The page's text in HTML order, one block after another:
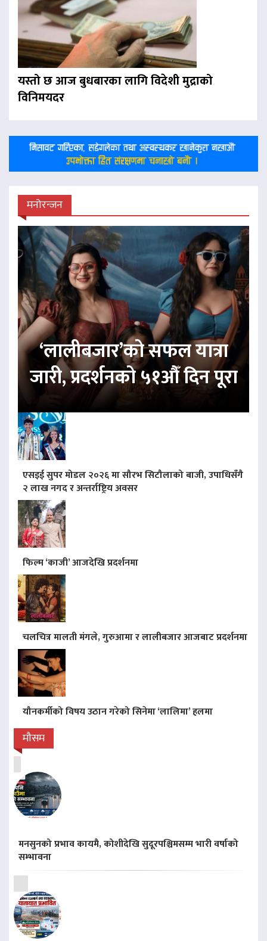
यस्तो छ आज बुधबारका लागि विदेशी मुद्राको
विनिमयदर
मनोरन्जन
‘लालीबजार’को सफल यात्रा
जारी, प्रदर्शनको ५१औँ दिन पूरा
एसइई सुपर मोडल २०२६ मा सौरभ सिटौलाको बाजी, उपाधिसँगै
२ लाख नगद र अन्तर्राष्ट्रिय अवसर
फिल्म ‘काजी’ आजदेखि प्रदर्शनमा
चलचित्र मालती मंगले, गुरुआमा र लालीबजार आजबाट प्रदर्शनमा
यौनकर्मीको विषय उठान गरेको सिनेमा ‘लालिमा’ हलमा
मौसम
मनसुनको प्रभाव कायमै, कोशीदेखि सुदूरपश्चिमसम्म भारी वर्षाको
सम्भावना